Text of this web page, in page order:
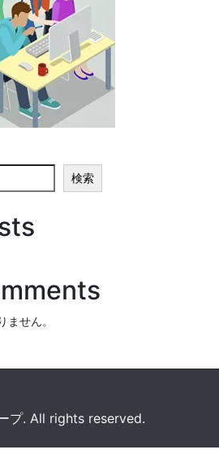
検索
せん。
プ. All rights reserved.